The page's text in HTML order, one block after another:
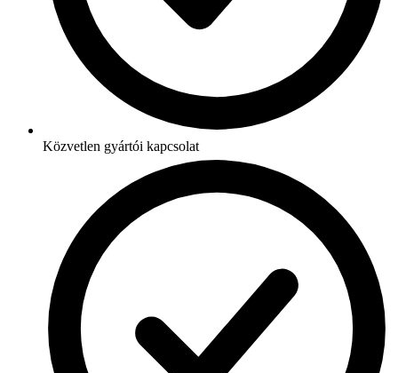
Közvetlen gyártói kapcsolat